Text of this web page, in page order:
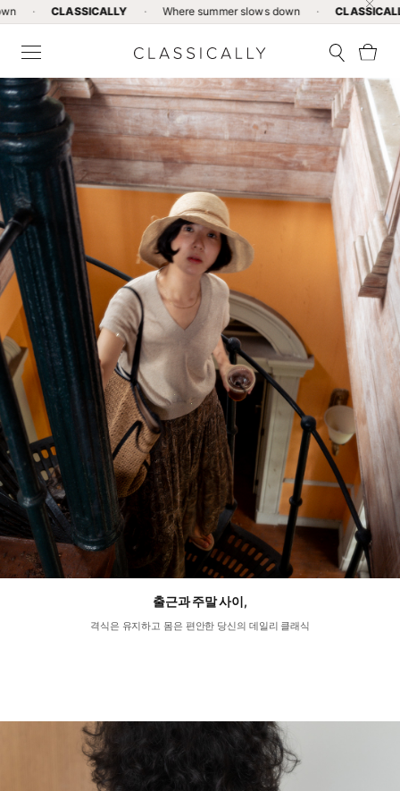
· Where summer slows down · CLASSICALLY ·
출근과 주말 사이,
격식은 유지하고 몸은 편안한 당신의 데일리 클래식